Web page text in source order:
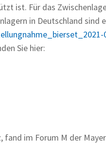
ist. Für das
in Deutschland sind
Sie hier:
im Forum M der